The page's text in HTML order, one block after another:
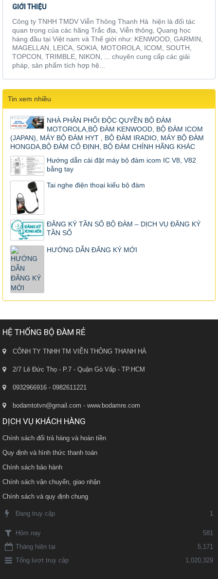
GIỚI THIỆU
Công ty TNHH TMDV Viễn Thông Thanh Hà hiện là đối tác
quan trọng của các hãng Trắc địa, Viễn thông, Quang học
hàng đầu tại Việt nam và Thế giới như: KENWOOD, GARMIN,
MAGELLAN, LEICA, SOKIA, MOTOROLA, ICOM, SOUTH,
TOPCON, TRIMBLE, NIKON, ... chuyên cung cấp các giải
pháp, sản phẩm tích hợp hệ...
Tin xem nhiều
NHÀ PHÂN PHỐI ĐỘC QUYỀN BỘ ĐÀM
MOTOROLA,BỘ ĐÀM KENWOOD, BỘ ĐÀM ICOM
(JAPAN), MÁY BỘ ĐÀM HYT , BỘ ĐÀM IRADIO, MÁY BỘ ĐÀM
HONGDA,BỘ ĐÀM CỐ ĐỊNH, BỘ ĐÀM CHÍNH HÃNG KHÁC
Hướng dẫn cài đặt máy bộ đàm icom IC V8, V82
bằng tay
Tai nghe điện thoại kiểu bộ đàm
ĐĂNG KÝ TẦN SỐ BỘ ĐÀM – DỊCH VỤ ĐĂNG KÝ
TẦN SỐ
HƯỚNG DẪN ĐĂNG KÝ MỚI
HỆ THỐNG BỘ ĐÀM RẺ
CÔNH TY TNHH TM VIỄN THÔNG THANH HÀ
2/7 Lê Đức Thọ - P.7 - Quận Gò Vấp - TP.HCM
0932966916 - 0982611221
bodamtotvn@gmail.com - www.bodamre.com
DỊCH VỤ KHÁCH HÀNG
Chính sách đổi trả hàng và hoàn tiền
Quy định và hình thức thanh toán
Chính sách bảo hành
Chính sách vận chuyển, giao nhận
Chính sách và quy định chung
Đang truy cập 1
Hôm nay
581
Tháng hiện tại
5,171
Tổng lượt truy cập
1,020,329